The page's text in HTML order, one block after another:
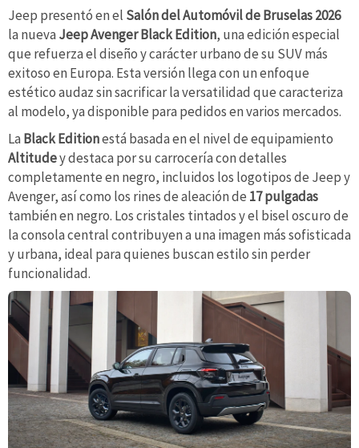
Jeep presentó en el Salón del Automóvil de Bruselas 2026
la nueva Jeep Avenger Black Edition, una edición especial
que refuerza el diseño y carácter urbano de su SUV más
exitoso en Europa. Esta versión llega con un enfoque
estético audaz sin sacrificar la versatilidad que caracteriza
al modelo, ya disponible para pedidos en varios mercados.
La Black Editionestá basada en el nivel de equipamiento
Altitudey destaca por su carrocería con detalles
completamente en negro, incluidos los logotipos de Jeep y
Avenger, así como los rines de aleación de 17 pulgadas
también en negro. Los cristales tintados y el bisel oscuro de
la consola central contribuyen a una imagen más sofisticada
y urbana, ideal para quienes buscan estilo sin perder
funcionalidad.